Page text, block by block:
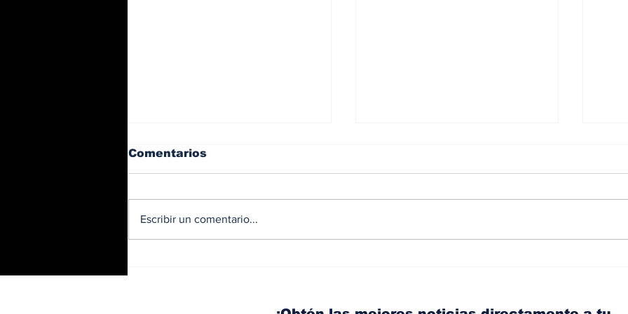
Comentarios
Escribir un comentario...